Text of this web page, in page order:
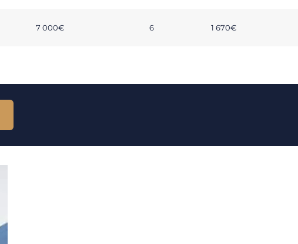
7 000€ 6 1 670€